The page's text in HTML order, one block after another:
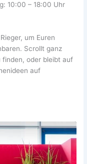
10:00 – 18:00 Uhr
um Euren
Scrollt ganz
finden, oder bleibt auf
auf